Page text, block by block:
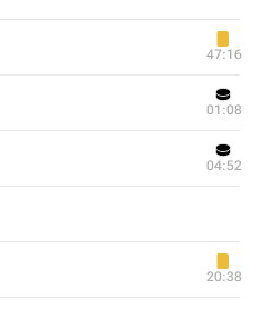
47:16
01:08
04:52
20:38